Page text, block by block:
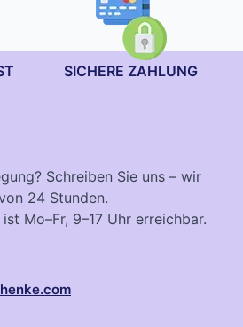
SICHERE ZAHLUNG
Schreiben Sie uns – wir
24 Stunden.
Mo–Fr, 9–17 Uhr erreichbar.